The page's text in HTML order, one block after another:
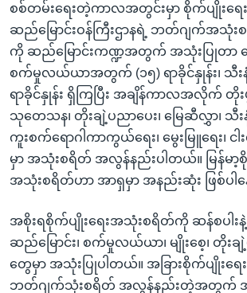
စစ်တမ်းရေးတဲ့ကာလအတွင်းမှာ စိုက်ပျိုးရေး၊
ဆည်မြောင်းဝန်ကြီးဌာနရဲ့ ဘတ်ဂျက်အသုံ
ကို ဆည်မြောင်းကဏ္ဍအတွက် အသုံးပြုတာ
စက်မှုလယ်ယာအတွက် (၁၅) ရာခိုင်နှုန်း၊ သီ
ရာခိုင်နှုန်း ရှိကြပြီး အချိန်ကာလအလိုက် တိုး
သုတေသန၊ တိုးချဲ့ပညာပေး၊ မြေဆီလွှာ၊
ကူးစက်ရောဂါကာကွယ်ရေး၊ မွေးမြူရေး၊ င
မှာ အသုံးစရိတ် အလွန်နည်းပါတယ်။ မြန်မာ့စို
အသုံးစရိတ်ဟာ အာရှမှာ အနည်းဆုံး ဖြစ်ပါ
အစိုးရစိုက်ပျိုးရေးအသုံးစရိတ်ကို ဆန်စပါ
ဆည်မြောင်း၊ စက်မှုလယ်ယာ၊ မျိုးစေ့၊ တိုးခ
တွေမှာ အသုံးပြုပါတယ်။ အခြားစိုက်ပျိုးရ
ဘတ်ဂျက်သုံးစရိတ် အလွန်နည်းတဲ့အတွက်